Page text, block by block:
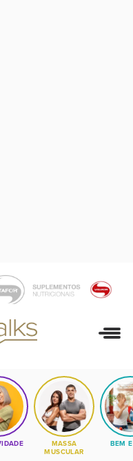
MASSA
MUSCULAR
BEM
com link direto para
monitora conteúdos